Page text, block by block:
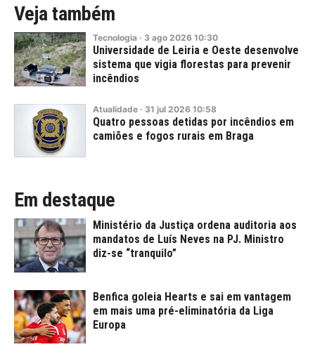
Veja também
Tecnologia · 3 ago 2026 10:30
Universidade de Leiria e Oeste desenvolve
sistema que vigia florestas para prevenir
incêndios
Atualidade · 31 jul 2026 10:58
Quatro pessoas detidas por incêndios em
camiões e fogos rurais em Braga
Em destaque
Ministério da Justiça ordena auditoria aos
mandatos de Luís Neves na PJ. Ministro
diz-se “tranquilo”
Benfica goleia Hearts e sai em vantagem
em mais uma pré-eliminatória da Liga
Europa